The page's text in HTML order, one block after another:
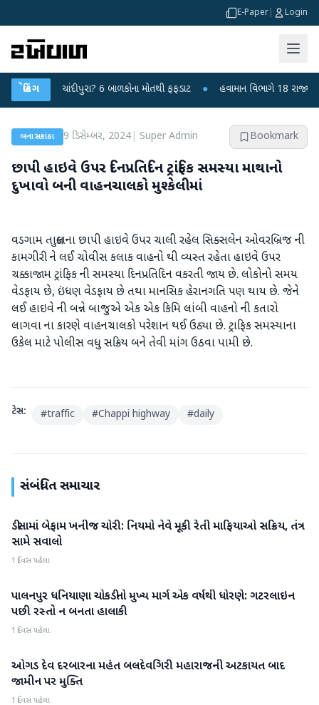
E-Paper Login
બ્રેકિંગ
કે ચાંદીપુરા? 6 બાળકોના મોતથી ફફડાટ ● હવામાન વિભાગે 18 રાજ્યો માટે
બનાસકાંઠા 9 ડિસેમ્બર, 2024| Super Admin Bookmark
છાપી હાઇવે ઉપર દિનપ્રતિદિન ટ્રાંફિક સમસ્યા માથાનો
દુખાવો બની વાહનચાલકો મુશ્કેલીમાં
વડગામ તાલુકાના છાપી હાઇવે ઉપર ચાલી રહેલ સિક્સલેન ઓવરબ્રિજ ની
કામગીરી ને લઈ ચોવીસ કલાક વાહનો થી વ્યસ્ત રહેતા હાઇવે ઉપર
ચક્કાજામ ટ્રાંફિક ની સમસ્યા દિનપ્રતિદિન વકરતી જાય છે. લોકોનો સમય
વેડફાય છે, ઇંધણ વેડફાય છે તથા માનસિક હેરાનગતિ પણ થાય છે. જેને
લઈ હાઇવે ની બન્ને બાજુએ એક એક કિમિ લાંબી વાહનો ની કતારો
લાગવા ના કારણે વાહનચાલકો પરેશાન થઈ ઉઠ્યા છે. ટ્રાફિક સમસ્યાના
ઉકેલ માટે પોલીસ વધુ સક્રિય બને તેવી માંગ ઉઠવા પામી છે.
ટેગ્સ: #traffic #Chappi highway #daily
સંબંધિત સમાચાર
બનાસકાંઠા
ડીસામાં બેફામ ખનીજ ચોરી: નિયમો નેવે મૂકી રેતી માફિયાઓ સક્રિય, તંત્ર
સામે સવાલો
1 દિવસ પહેલા
બનાસકાંઠા
પાલનપુર ધનિયાણા ચોકડીનો મુખ્ય માર્ગ એક વર્ષથી ધોરણે: ગટરલાઇન
પછી રસ્તો ન બનતા હાલાકી
1 દિવસ પહેલા
બનાસકાંઠા
ઓગડ દેવ દરબારના મહંત બલદેવગિરી મહારાજની અટકાયત બાદ
જામીન પર મુક્તિ
1 દિવસ પહેલા